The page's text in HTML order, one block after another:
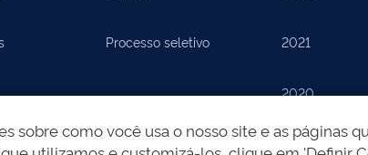
Processo seletivo 2021
2020
2019
sobre como você usa o nosso site e as páginas